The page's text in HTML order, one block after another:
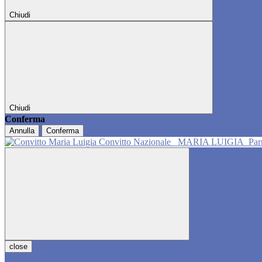
Chiudi
Chiudi
Conferma
Annulla Conferma
Convitto Nazionale MARIA LUIGIA
close